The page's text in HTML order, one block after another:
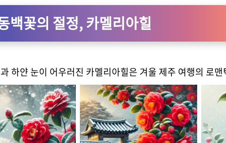
백꽃의 절정, 카멜리아힐
하얀 눈이 어우러진 카멜리아힐은 겨울 제주 여행의 로